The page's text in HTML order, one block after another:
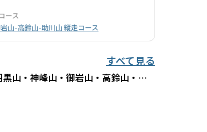
ース
山-高鈴山-助川山 縦走コース
すべて見る
ぼっち日立アルプスチャリで来た【十王パノラマ公園・石尊山・羽黒山・神峰山・御岩山・高鈴山・真弓山・風神山】